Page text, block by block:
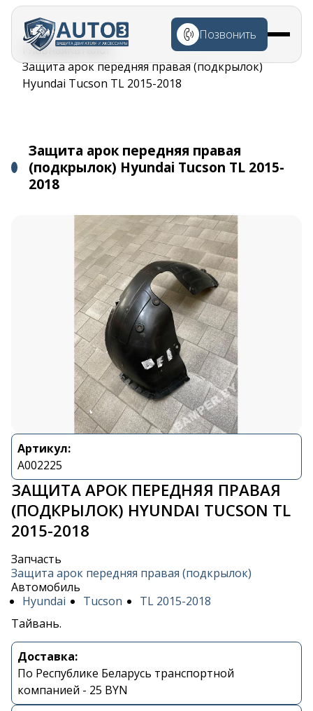
Перейти к
основному
содержанию
Позвонить
Строка
навигации
ГлавнаяКаталог
Защита арок передняя правая (подкрылок)
Hyundai Tucson TL 2015-2018
Защита арок передняя правая
(подкрылок) Hyundai Tucson TL 2015-
2018
Артикул:
A002225
ЗАЩИТА АРОК ПЕРЕДНЯЯ ПРАВАЯ
(ПОДКРЫЛОК) HYUNDAI TUCSON TL
2015-2018
Запчасть
Защита арок передняя правая (подкрылок)
Автомобиль
Hyundai
Tucson
TL 2015-2018
Тайвань.
Доставка:
По Республике Беларусь транспортной
компанией - 25 BYN
Контакты